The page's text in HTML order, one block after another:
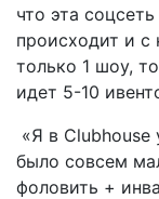
что эта
происходит и
только 1 шоу,
идет 5-10
«Я в
было совсем
фоловить +